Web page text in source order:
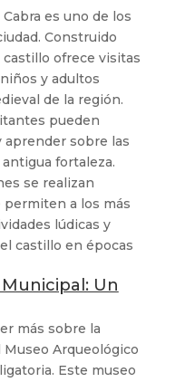
es uno de los
Construido
castillo ofrece visitas
y adultos
de la región.
pueden
aprender sobre las
fortaleza.
se realizan
a los más
lúdicas y
castillo en épocas
Un
más sobre la
Museo Arqueológico
Este museo